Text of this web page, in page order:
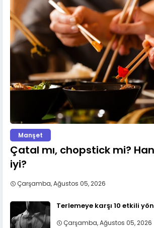
Manşet
Çatal mı, chopstick mi?
iyi?
Çarşamba, Ağustos 05, 2026
Terlemeye karşı 10 etkili
Çarşamba, Ağustos 05, 2026